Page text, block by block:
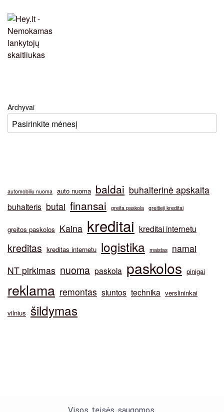
Archyvai
automobiliu nuoma auto nuoma baldai buhalterinė apskaita
buhalteris butai finansai greita paskola greitieji kreditai
greitos paskolos Kaina kreditai kreditai internetu
kreditas kreditas internetu logistika maistas
namai
NT pirkimas nuoma paskola paskolos pinigai
reklama remontas siuntos technika verslininkai
vilnius šildymas
Visos teisės saugomos.